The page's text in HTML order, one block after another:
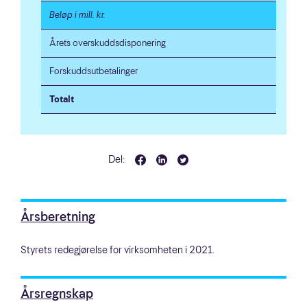
Beløp i mill. kr.
Årets overskuddsdisponering
Forskuddsutbetalinger
Totalt
Del:
Årsberetning
Styrets redegjørelse for virksomheten i 2021.
Årsregnskap